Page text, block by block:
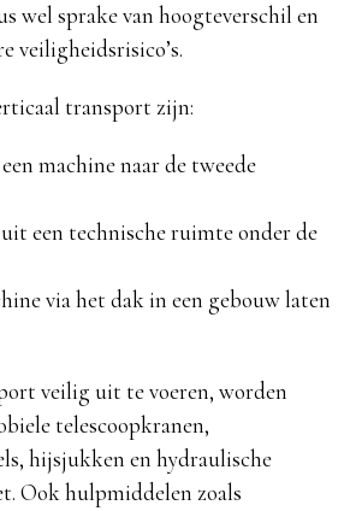
wel sprake van hoogteverschil en
veiligheidsrisico’s.
transport zijn:
machine naar de tweede
een technische ruimte onder de
via het dak in een gebouw laten
veilig uit te voeren, worden
telescoopkranen,
hijsjukken en hydraulische
Ook hulpmiddelen zoals